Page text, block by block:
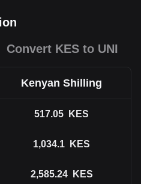
Convert KES to UNI
Kenyan Shilling
517.05 KES
1,034.1 KES
2,585.24 KES